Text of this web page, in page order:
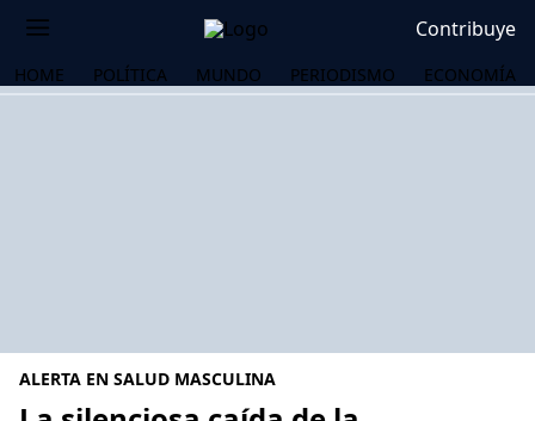
Contribuye
HOME POLÍTICA MUNDO PERIODISMO ECONOMÍA
ALERTA EN SALUD MASCULINA